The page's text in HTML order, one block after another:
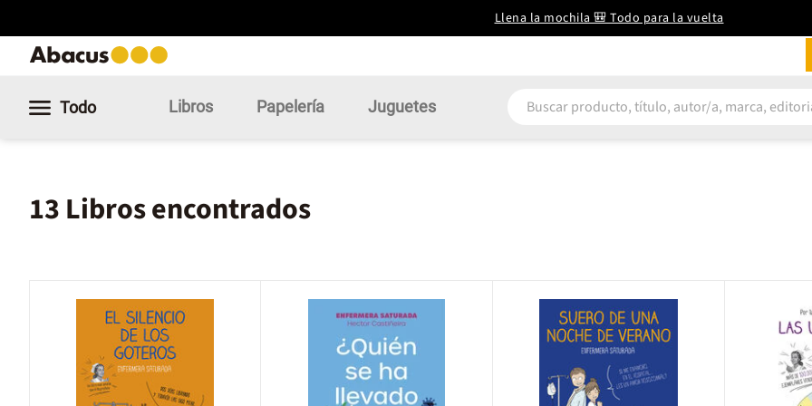
Llena la mochila 🎒 Todo para la vuelta
Todo Libros Papelería Juguetes
13 Libros encontrados